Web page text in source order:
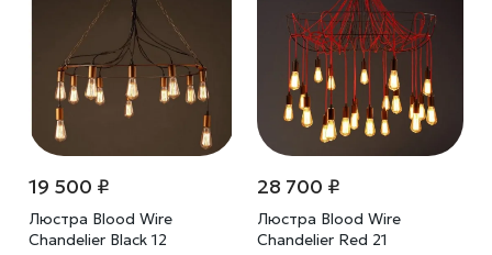
19 500 ₽
Люстра Blood Wire
Chandelier Black 12
28 700 ₽
Люстра Blood Wire
Chandelier Red 21